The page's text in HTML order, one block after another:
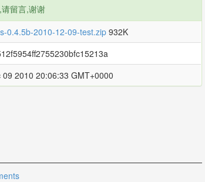
留言,谢谢
0.4.5b-2010-12-09-test.zip 932K
09 2010 20:06:33 GMT+0000